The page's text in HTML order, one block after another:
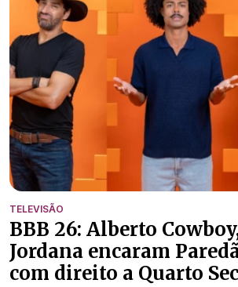
TELEVISÃO
BBB 26: Alberto
Jordana encaram
com direito a Quarto